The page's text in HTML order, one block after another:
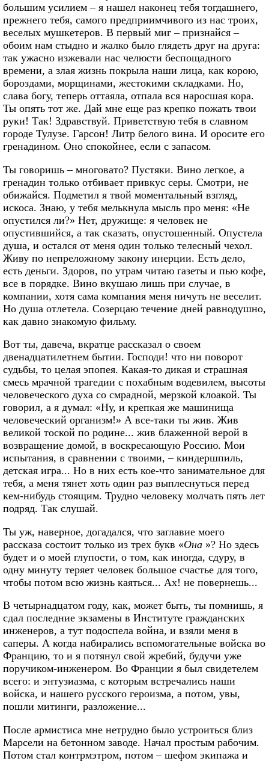
большим усилием – я нашел наконец тебя тогдашнего,
прежнего тебя, самого предприимчивого из нас троих,
веселых мушкетеров. В первый миг – признайся –
обоим нам стыдно и жалко было глядеть друг на друга:
так ужасно изжевали нас челюсти беспощадного
времени, а злая жизнь покрыла наши лица, как корою,
бороздами, морщинами, жестокими складками. Но,
слава богу, теперь оттаяла, отпала вся наросшая кора.
Ты опять тот же. Дай мне еще раз крепко пожать твои
руки! Так! Здравствуй. Приветствую тебя в славном
городе Тулузе. Гарсон! Литр белого вина. И оросите его
гренадином. Оно спокойнее, если с запасом.
Ты говоришь – многовато? Пустяки. Вино легкое, а
гренадин только отбивает привкус серы. Смотри, не
обижайся. Подметил я твой моментальный взгляд,
искоса. Знаю, у тебя мелькнула мысль про меня: «Не
опустился ли?» Нет, дружище: я человек не
опустившийся, а так сказать, опустошенный. Опустела
душа, и остался от меня один только телесный чехол.
Живу по непреложному закону инерции. Есть дело,
есть деньги. Здоров, по утрам читаю газеты и пью кофе,
все в порядке. Вино вкушаю лишь при случае, в
компании, хотя сама компания меня ничуть не веселит.
Но душа отлетела. Созерцаю течение дней равнодушно,
как давно знакомую фильму.
Вот ты, давеча, вкратце рассказал о своем
двенадцатилетнем бытии. Господи! что ни поворот
судьбы, то целая эпопея. Какая-то дикая и страшная
смесь мрачной трагедии с похабным водевилем, высоты
человеческого духа со смрадной, мерзкой клоакой. Ты
говорил, а я думал: «Ну, и крепкая же машинища
человеческий организм!» А все-таки ты жив. Жив
великой тоской по родине... жив блаженной верой в
возвращение домой, в воскресающую Россию. Мои
испытания, в сравнении с твоими, – киндершпиль,
детская игра... Но в них есть кое-что занимательное для
тебя, а меня тянет хоть один раз выплеснуться перед
кем-нибудь стоящим. Трудно человеку молчать пять лет
подряд. Так слушай.
Ты уж, наверное, догадался, что заглавие моего
рассказа состоит только из трех букв «Она »? Но здесь
будет и о моей глупости, о том, как иногда, сдуру, в
одну минуту теряет человек большое счастье для того,
чтобы потом всю жизнь каяться... Ах! не повернешь...
В четырнадцатом году, как, может быть, ты помнишь, я
сдал последние экзамены в Институте гражданских
инженеров, а тут подоспела война, и взяли меня в
саперы. А когда набирались вспомогательные войска во
Францию, то и я потянул свой жребий, будучи уже
поручиком-инженером. Во Франции я был свидетелем
всего: и энтузиазма, с которым встречались наши
войска, и нашего русского героизма, а потом, увы,
пошли митинги, разложение...
После армистиса мне нетрудно было устроиться близ
Марсели на бетонном заводе. Начал простым рабочим.
Потом стал контрмэтром, потом – шефом экипажа и